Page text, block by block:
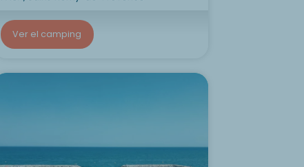
Ver el camping